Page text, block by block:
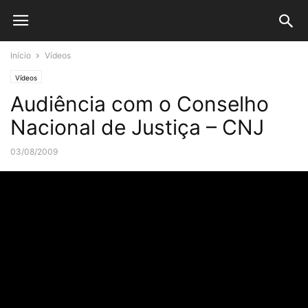
Início Vídeos
Vídeos
Audiência com o Conselho
Nacional de Justiça – CNJ
03/08/2009